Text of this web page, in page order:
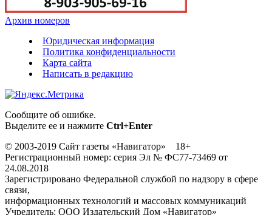
Архив номеров
Юридическая информация
Политика конфиденциальности
Карта сайта
Написать в редакцию
Сообщите об ошибке.
Выделите ее и нажмите Ctrl+Enter
© 2003-2019 Сайт газеты «Навигатор» 18+
Регистрационный номер: серия Эл № ФС77-73469 от
24.08.2018
Зарегистрировано Федеральной службой по надзору в сфере
связи,
информационных технологий и массовых коммуникаций
Учредитель: ООО Издательский Дом «Навигатор»